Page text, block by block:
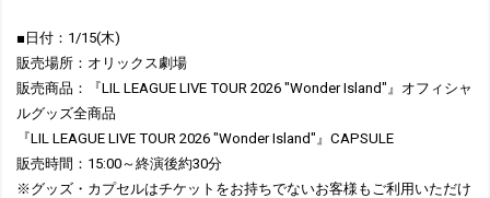
■日付：1/15(木)
販売場所：オリックス劇場
販売商品：『LIL LEAGUE LIVE TOUR 2026 "Wonder Island"』オフィシャ
ルグッズ全商品
『LIL LEAGUE LIVE TOUR 2026 "Wonder Island"』CAPSULE
販売時間：15:00～終演後約30分
※グッズ・カプセルはチケットをお持ちでないお客様もご利用いただけ